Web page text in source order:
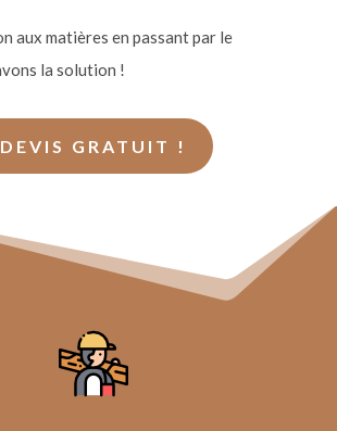
aux matières en passant par le
la solution !
DEVIS GRATUIT !